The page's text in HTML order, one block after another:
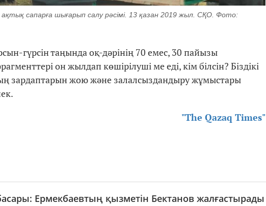
сапарға шығарып салу рәсімі. 13 қазан 2019 жыл. СҚО. Фото:
гүрсін таңында оқ-дәрінің 70 емес, 30 пайызы
он жылдап көшірілуші ме еді, кім білсін? Біздікі
зардаптарын жою және залалсыздандыру жұмыстары
"The Qazaq Times"
Ермекбаевтың қызметін Бектанов жалғастырады